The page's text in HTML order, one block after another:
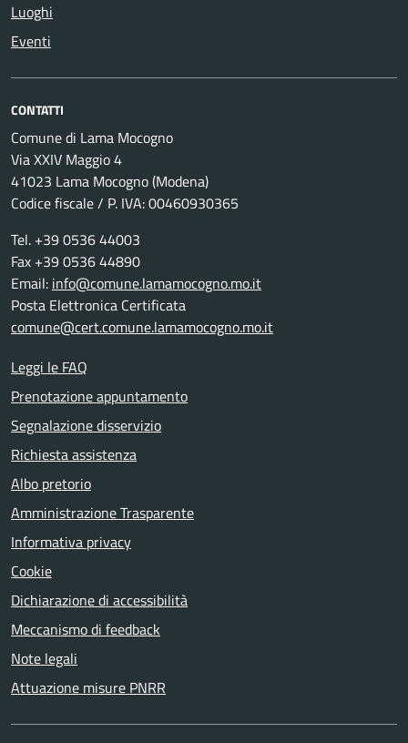
Luoghi
Eventi
CONTATTI
Comune di Lama Mocogno
Via XXIV Maggio 4
41023 Lama Mocogno (Modena)
Codice fiscale / P. IVA: 00460930365
Tel. +39 0536 44003
Fax +39 0536 44890
Email: info@comune.lamamocogno.mo.it
Posta Elettronica Certificata
comune@cert.comune.lamamocogno.mo.it
Leggi le FAQ
Prenotazione appuntamento
Segnalazione disservizio
Richiesta assistenza
Albo pretorio
Amministrazione Trasparente
Informativa privacy
Cookie
Dichiarazione di accessibilità
Meccanismo di feedback
Note legali
Attuazione misure PNRR